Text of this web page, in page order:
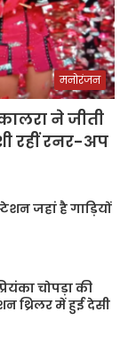
मनोरंजन
ने जीती
रहीं रनर-अप
जहां है गाड़ियों
चोपड़ा की
थ्रिलर में हुई देसी